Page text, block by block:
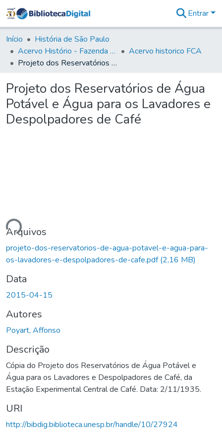
&
Coleções
Tudo na
Biblioteca
Estatísticas
Entrar
Início
História de São Paulo
Acervo Histório - Fazenda Lageado
Acervo historico FCA
Projeto dos Reservatórios de Água Potável e Água para os Lavadores e Despolpadores de Café
Projeto dos Reservatórios de Água
Potável e Água para os Lavadores e
Despolpadores de Café
Arquivos
projeto-dos-reservatorios-de-agua-potavel-e-agua-para-
os-lavadores-e-despolpadores-de-cafe.pdf(2,16 MB)
Data
2015-04-15
Autores
Poyart, Affonso
Descrição
Cópia do Projeto dos Reservatórios de Água Potável e
Água para os Lavadores e Despolpadores de Café, da
Estação Experimental Central de Café. Data: 2/11/1935.
URI
http://bibdig.biblioteca.unesp.br/handle/10/27924